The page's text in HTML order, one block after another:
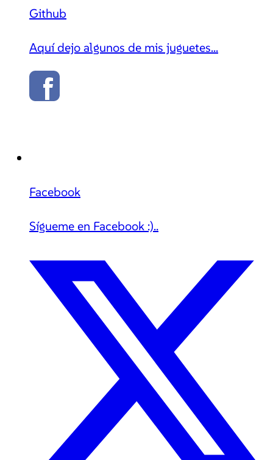
Github
Aquí dejo algunos de mis juguetes...
Facebook
Sígueme en Facebook :)..